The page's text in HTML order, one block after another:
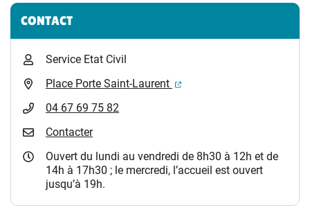
Informations complémentaires
CONTACT
Service Etat Civil
Place Porte Saint-Laurent
(ouverture dans un
04 67 69 75 82
Contacter
Ouvert du lundi au vendredi de 8h30 à 12h et de
14h à 17h30 ; le mercredi, l’accueil est ouvert
jusqu’à 19h.